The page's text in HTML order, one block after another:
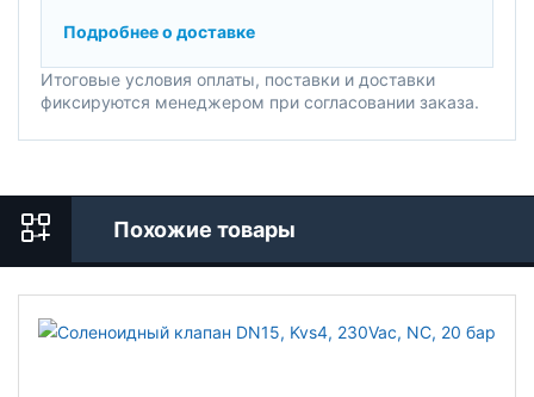
Подробнее о доставке
Итоговые условия оплаты, поставки и доставки
фиксируются менеджером при согласовании заказа.
Похожие товары